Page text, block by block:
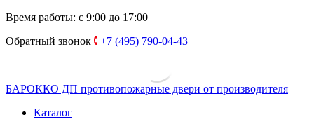
Время работы: с 9:00 до 17:00
Обратный звонок
+7 (495) 790-04-43
БАРОККО ДП противопожарные двери от производителя
Каталог